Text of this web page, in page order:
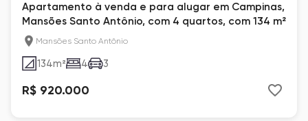
Apartamento à venda e para alugar em Campinas,
Mansões Santo Antônio, com 4 quartos, com 134 m²
Mansões Santo Antônio
134m² 4 3
R$ 920.000